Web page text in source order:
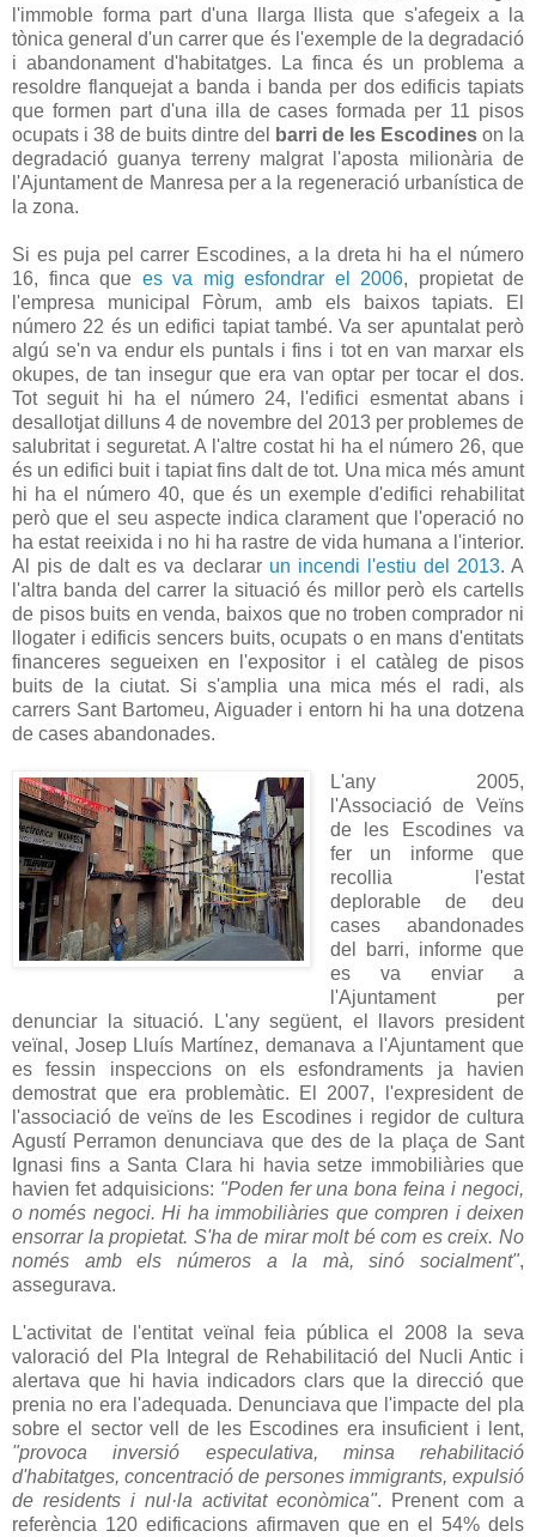
l'immoble forma part d'una llarga llista que s'afegeix a la
tònica general d'un carrer que és l'exemple de la degradació
i abandonament d'habitatges. La finca és un problema a
resoldre flanquejat a banda i banda per dos edificis tapiats
que formen part d'una illa de cases formada per 11 pisos
ocupats i 38 de buits dintre del
barri de les Escodines on la
degradació guanya terreny malgrat l'aposta milionària de
l'Ajuntament de Manresa per a la regeneració urbanística de
la zona.
Si es puja pel carrer Escodines, a la dreta hi ha el número
16, finca que es va mig esfondrar el 2006, propietat de
l'empresa municipal Fòrum, amb els baixos tapiats. El
número 22 és un edifici tapiat també. Va ser apuntalat però
algú se'n va endur els puntals i fins i tot en van marxar els
okupes, de tan insegur que era van optar per tocar el dos.
Tot seguit hi ha el número 24, l'edifici esmentat abans i
desallotjat dilluns 4 de novembre del 2013 per problemes de
salubritat i seguretat. A l'altre costat hi ha el número 26, que
és un edifici buit i tapiat fins dalt de tot. Una mica més amunt
hi ha el número 40, que és un exemple d'edifici rehabilitat
però que el seu aspecte indica clarament que l'operació no
ha estat reeixida i no hi ha rastre de vida humana a l'interior.
Al pis de dalt es va declarar un incendi l'estiu del 2013. A
l'altra banda del carrer la situació és millor però els cartells
de pisos buits en venda, baixos que no troben comprador ni
llogater i edificis sencers buits, ocupats o en mans d'entitats
financeres segueixen en l'expositor i el catàleg de pisos
buits de la ciutat. Si s'amplia una mica més el radi, als
carrers Sant Bartomeu, Aiguader i entorn hi ha una dotzena
de cases abandonades.
L'any 2005,
l'Associació de Veïns
de les Escodines va
fer un informe que
recollia l'estat
deplorable de deu
cases abandonades
del barri, informe que
es va enviar a
l'Ajuntament per
denunciar la situació. L'any següent, el llavors president
veïnal, Josep Lluís Martínez, demanava a l'Ajuntament que
es fessin inspeccions on els esfondraments ja havien
demostrat que era problemàtic. El 2007, l'expresident de
l'associació de veïns de les Escodines i regidor de cultura
Agustí Perramon denunciava que des de la plaça de Sant
Ignasi fins a Santa Clara hi havia setze immobiliàries que
havien fet adquisicions: "Poden fer una bona feina i negoci,
o només negoci. Hi ha immobiliàries que compren i deixen
ensorrar la propietat. S'ha de mirar molt bé com es creix. No
només amb els números a la mà, sinó socialment",
assegurava.
L'activitat de l'entitat veïnal feia pública el 2008 la seva
valoració del Pla Integral de Rehabilitació del Nucli Antic i
alertava que hi havia indicadors clars que la direcció que
prenia no era l'adequada. Denunciava que l'impacte del pla
sobre el sector vell de les Escodines era insuficient i lent,
"provoca inversió especulativa, minsa rehabilitació
d'habitatges, concentració de persones immigrants, expulsió
de residents i nul·la activitat econòmica". Prenent com a
referència 120 edificacions afirmaven que en el 54% dels